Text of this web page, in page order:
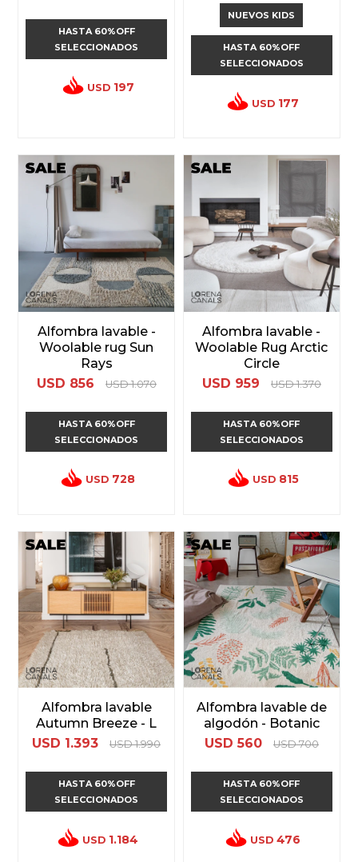
HASTA 60%OFF
SELECCIONADOS
USD 197
NUEVOS KIDS
HASTA 60%OFF
SELECCIONADOS
USD 177
Alfombra lavable -
Woolable rug Sun
Rays
USD 856 USD 1.070
HASTA 60%OFF
SELECCIONADOS
USD 728
Alfombra lavable -
Woolable Rug Arctic
Circle
USD 959 USD 1.370
HASTA 60%OFF
SELECCIONADOS
USD 815
Alfombra lavable
Autumn Breeze - L
USD 1.393 USD 1.990
HASTA 60%OFF
SELECCIONADOS
USD 1.184
Alfombra lavable de
algodón - Botanic
USD 560 USD 700
HASTA 60%OFF
SELECCIONADOS
USD 476